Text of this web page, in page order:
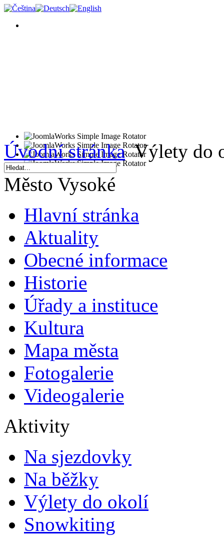
Úvodní stránka Výlety do
Město Vysoké
Hlavní stránka
Aktuality
Obecné informace
Historie
Úřady a instituce
Kultura
Mapa města
Fotogalerie
Videogalerie
Aktivity
Na sjezdovky
Na běžky
Výlety do okolí
Snowkiting